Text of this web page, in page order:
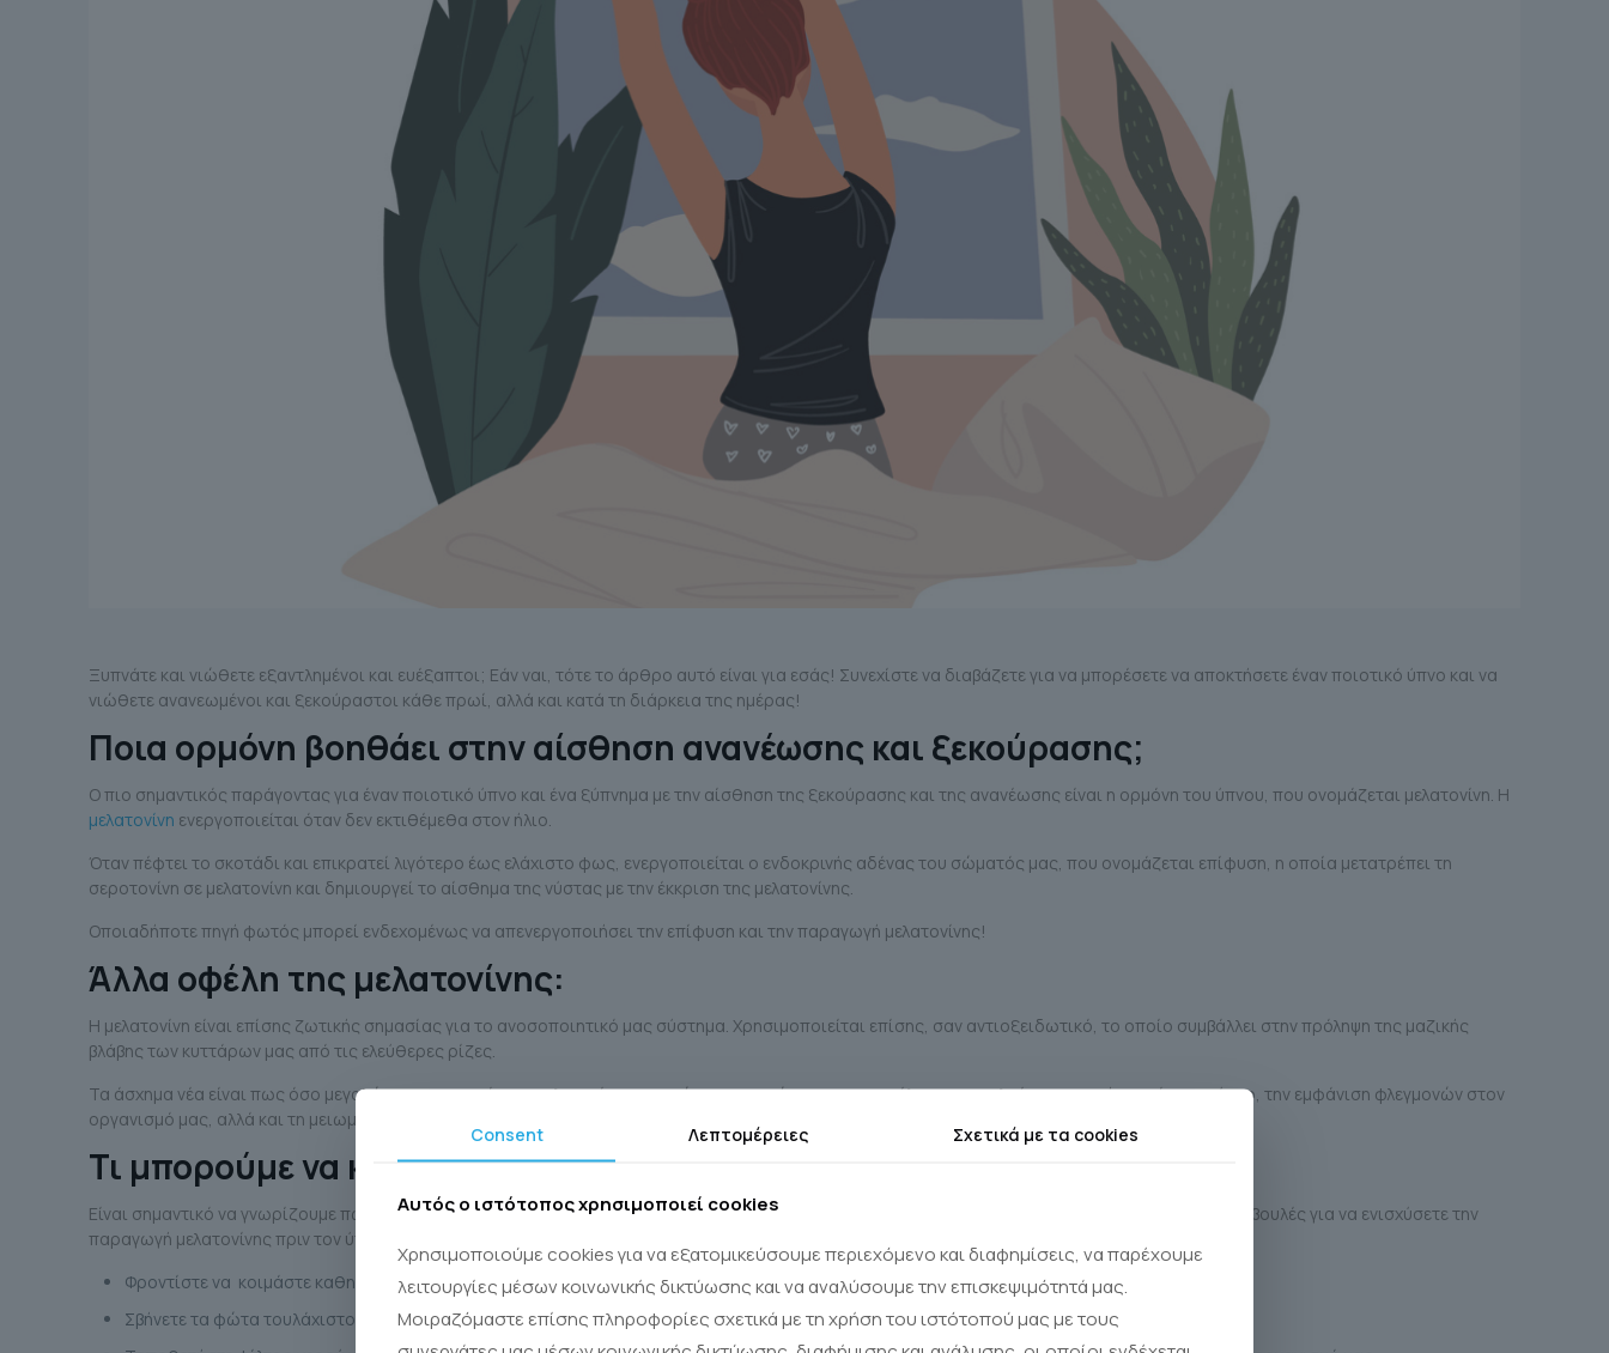
Ξυπνάτε και νιώθετε εξαντλημένοι και ευέξαπτοι; Εάν ναι, τότε το άρθρο αυτό είναι για εσάς! Συνεχίστε να διαβάζετε για να μπορέσετε να αποκτήσετε έναν ποιοτικό ύπνο και να
νιώθετε ανανεωμένοι και ξεκούραστοι κάθε πρωί, αλλά και κατά τη διάρκεια της ημέρας!
Ποια ορμόνη βοηθάει στην αίσθηση ανανέωσης και ξεκούρασης;
Ο πιο σημαντικός παράγοντας για έναν ποιοτικό ύπνο και ένα ξύπνημα με την αίσθηση της ξεκούρασης και της ανανέωσης είναι η ορμόνη του ύπνου, που ονομάζεται μελατονίνη. Η
μελατονίνη ενεργοποιείται όταν δεν εκτιθέμεθα στον ήλιο.
Όταν πέφτει το σκοτάδι και επικρατεί λιγότερο έως ελάχιστο φως, ενεργοποιείται ο ενδοκρινής αδένας του σώματός μας, που ονομάζεται επίφυση, η οποία μετατρέπει τη
σεροτονίνη σε μελατονίνη και δημιουργεί το αίσθημα της νύστας με την έκκριση της μελατονίνης.
Οποιαδήποτε πηγή φωτός μπορεί ενδεχομένως να απενεργοποιήσει την επίφυση και την παραγωγή μελατονίνης!
Άλλα οφέλη της μελατονίνης:
Η μελατονίνη είναι επίσης ζωτικής σημασίας για το ανοσοποιητικό μας σύστημα. Χρησιμοποιείται επίσης, σαν αντιοξειδωτικό, το οποίο συμβάλλει στην πρόληψη της μαζικής
βλάβης των κυττάρων μας από τις ελεύθερες ρίζες.
Τα άσχημα νέα είναι πως όσο μεγαλώνουμε, η ποσότητα μελατονίνης στο σώμα μας μειώνεται με αποτέλεσμα τον ολοένα και κακής ποιότητας ύπνο, την εμφάνιση φλεγμονών στον
οργανισμό μας, αλλά και τη μειωμένη ανοσολογική λειτουργία.
Τι μπορούμε να κάνουμε για αύξηση των επιπέδων της μελατονίνης;
Είναι σημαντικό να γνωρίζουμε πως η λήψη συμπληρωμάτων μελατονίνης δεν αποτελεί και την καλύτερη λύση! Παρακάτω ακολουθούν κάποιες συμβουλές για να ενισχύσετε την
παραγωγή μελατονίνης πριν τον ύπνο.
Φροντίστε να κοιμάστε καθημερινά το αργότερο από τις 10-11 το βράδυ.
Σβήνετε τα φώτα τουλάχιστον 1 ώρα πριν τον ύπνο.
Consent Λεπτομέρειες Σχετικά με τα cookies
Αυτός ο ιστότοπος χρησιμοποιεί cookies
Χρησιμοποιούμε cookies για να εξατομικεύσουμε περιεχόμενο και διαφημίσεις, να παρέχουμε
λειτουργίες μέσων κοινωνικής δικτύωσης και να αναλύσουμε την επισκεψιμότητά μας.
Μοιραζόμαστε επίσης πληροφορίες σχετικά με τη χρήση του ιστότοπού μας με τους